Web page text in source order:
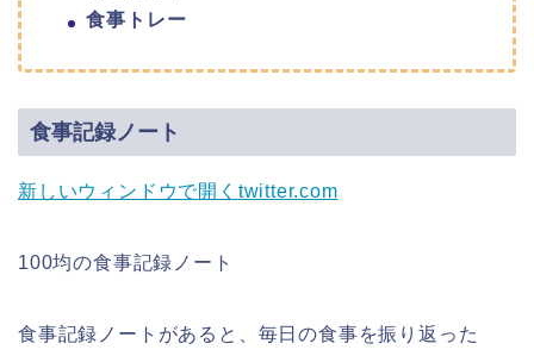
食事トレー
食事記録ノート
新しいウィンドウで開く twitter.com
100均の食事記録ノート
食事記録ノートがあると、毎日の食事を振り返った